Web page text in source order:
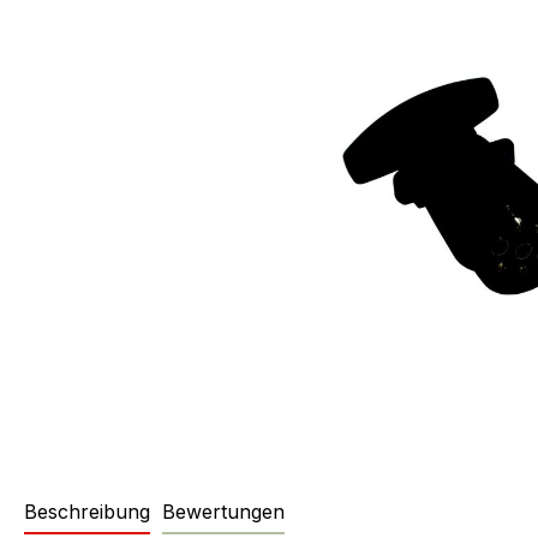
Beschreibung Bewertungen